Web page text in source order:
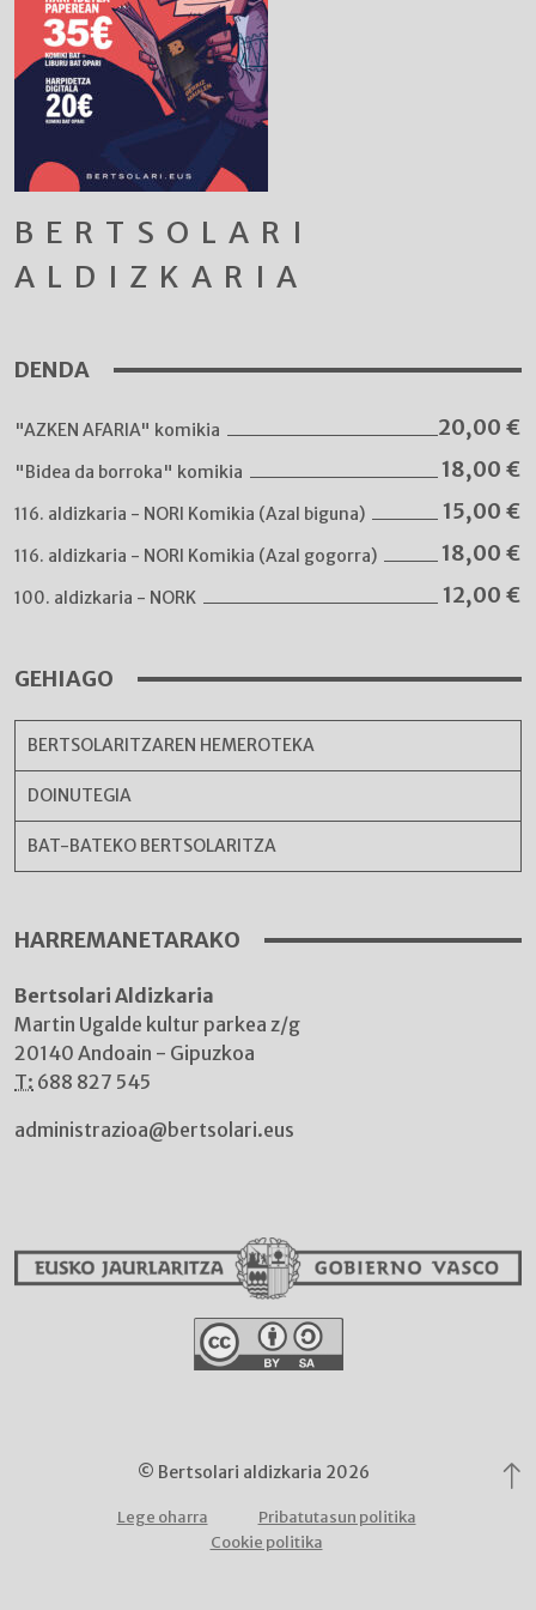
BERTSOLARI
ALDIZKARIA
DENDA
"AZKEN AFARIA" komikia 20,00 €
"Bidea da borroka" komikia 18,00 €
116. aldizkaria - NORI Komikia (Azal biguna) 15,00 €
116. aldizkaria - NORI Komikia (Azal gogorra) 18,00 €
100. aldizkaria - NORK 12,00 €
GEHIAGO
BERTSOLARITZAREN HEMEROTEKA
DOINUTEGIA
BAT-BATEKO BERTSOLARITZA
HARREMANETARAKO
Bertsolari Aldizkaria
Martin Ugalde kultur parkea z/g
20140 Andoain - Gipuzkoa
T: 688 827 545
administrazioa@bertsolari.eus
© Bertsolari aldizkaria 2026
Lege oharra
Pribatutasun politika
Cookie politika